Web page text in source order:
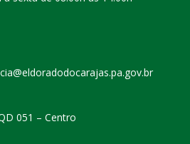
051 – Centro